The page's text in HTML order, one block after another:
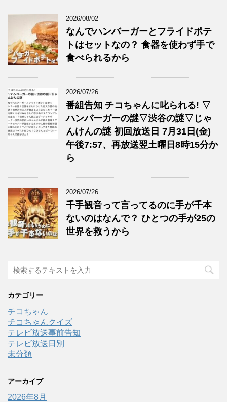
2026/08/02
なんでハンバーガーとフライドポテ
トはセットなの？ 食器を使わず手で
食べられるから
2026/07/26
番組告知 チコちゃんに叱られる! ▽
ハンバーガーの謎▽渋谷の謎▽じゃ
んけんの謎 初回放送日 7月31日(金)
午後7:57、再放送翌土曜日8時15分か
ら
2026/07/26
千手観音って言ってるのに手が千本
ないのはなんで？ ひとつの手が25の
世界を救うから
カテゴリー
チコちゃん
チコちゃんクイズ
テレビ放送事前告知
テレビ放送日別
未分類
アーカイブ
2026年8月